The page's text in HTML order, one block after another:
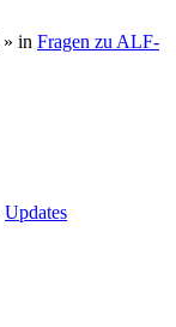
» in Fragen zu ALF-
Updates